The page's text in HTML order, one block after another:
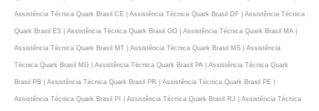
Assistência Técnica Quark Brasil CE | Assistência Técnica Quark Brasil DF | Assistência Técnica
Quark Brasil ES | Assistência Técnica Quark Brasil GO | Assistência Técnica Quark Brasil MA |
Assistência Técnica Quark Brasil MT | Assistência Técnica Quark Brasil MS | Assistência
Técnica Quark Brasil MG | Assistência Técnica Quark Brasil PA | Assistência Técnica Quark
Brasil PB | Assistência Técnica Quark Brasil PR | Assistência Técnica Quark Brasil PE |
Assistência Técnica Quark Brasil PI | Assistência Técnica Quark Brasil RJ | Assistência Técnica